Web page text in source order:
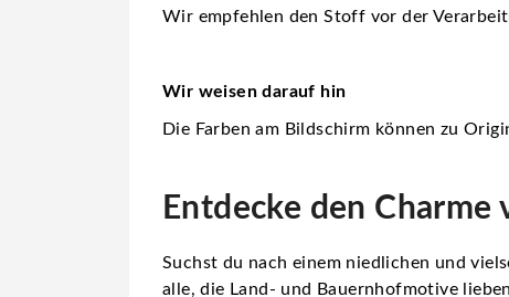
Wir empfehlen den Stoff vor der
Wir weisen darauf hin
Die Farben am Bildschirm können zu
Entdecke den
Suchst du nach einem niedlichen und
alle, die Land- und Bauernhofmotive